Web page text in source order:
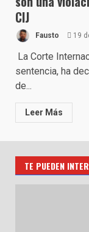
CIJ
Fausto 19
La Corte
sentencia, ha
de...
Leer Más
TE PUEDEN